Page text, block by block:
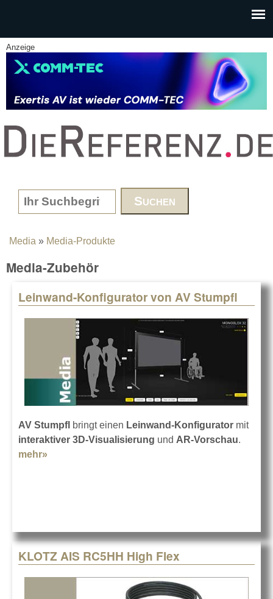
Anzeige
www.DieReferenz.de
Search form
You are here
Media » Media-Produkte
Media-Zubehör
Leinwand-Konfigurator von AV Stumpfl
AV Stumpfl bringt einen Leinwand-Konfigurator mit
interaktiver 3D-Visualisierung und AR-Vorschau.
mehr»
KLOTZ AIS RC5HH High Flex
Pages